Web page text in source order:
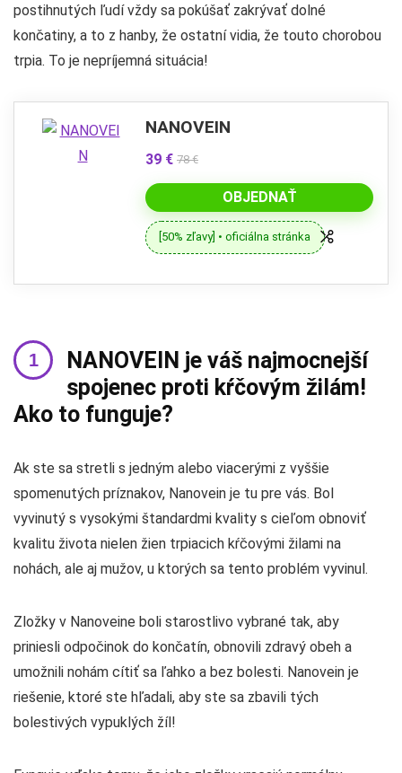
postihnutých ľudí vždy sa pokúšať zakrývať dolné
končatiny, a to z hanby, že ostatní vidia, že touto chorobou
trpia. To je nepríjemná situácia!
NANOVEIN
39 € 78 €
OBJEDNAŤ
[50% zľavy] • oficiálna stránka
NANOVEIN je váš najmocnejší
spojenec proti kŕčovým žilám!
Ako to funguje?
Ak ste sa stretli s jedným alebo viacerými z vyššie
spomenutých príznakov, Nanovein je tu pre vás. Bol
vyvinutý s vysokými štandardmi kvality s cieľom obnoviť
kvalitu života nielen žien trpiacich kŕčovými žilami na
nohách, ale aj mužov, u ktorých sa tento problém vyvinul.
Zložky v Nanoveine boli starostlivo vybrané tak, aby
priniesli odpočinok do končatín, obnovili zdravý obeh a
umožnili nohám cítiť sa ľahko a bez bolesti. Nanovein je
riešenie, ktoré ste hľadali, aby ste sa zbavili tých
bolestivých vypuklých žíl!